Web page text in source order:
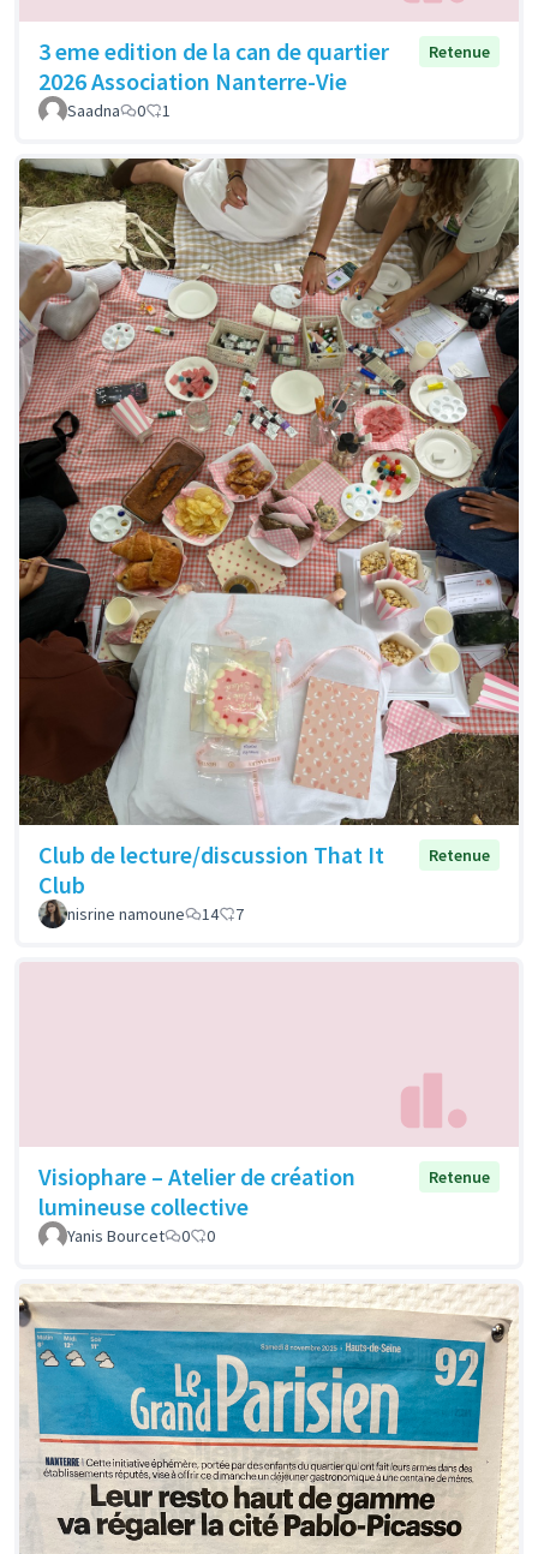
3 eme edition de la can de quartier
2026 Association Nanterre-Vie
Retenue
Saadna 0 1
Club de lecture/discussion That It
Club
Retenue
nisrine namoune 14 7
Visiophare – Atelier de création
lumineuse collective
Retenue
Yanis Bourcet 0 0